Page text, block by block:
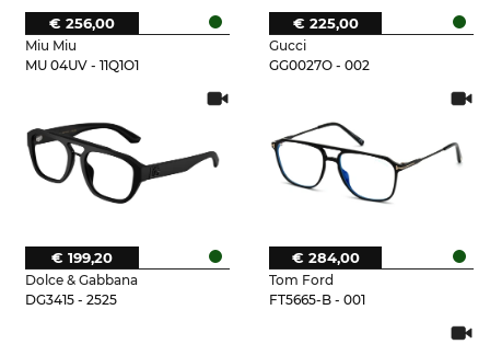
Miu Miu
MU 04UV - 11Q1O1
€ 256,00
Gucci
GG0027O - 002
€ 225,00
Dolce & Gabbana
DG3415 - 2525
€ 199,20
Tom Ford
FT5665-B - 001
€ 284,00